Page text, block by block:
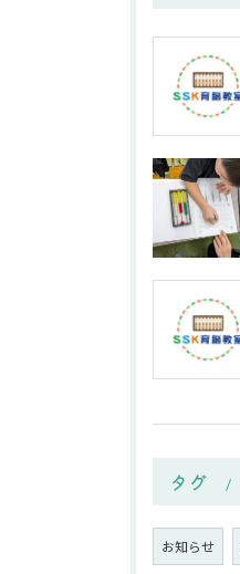
タグ
お知らせ